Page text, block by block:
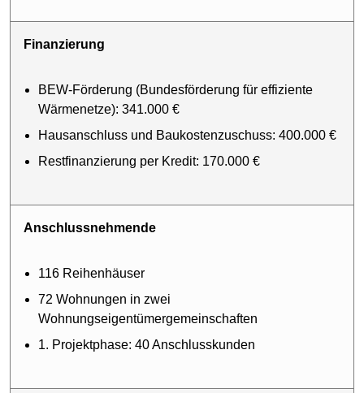
Finanzierung
BEW-Förderung (Bundesförderung für effiziente
Wärmenetze): 341.000 €
Hausanschluss und Baukostenzuschuss: 400.000 €
Restfinanzierung per Kredit: 170.000 €
Anschlussnehmende
116 Reihenhäuser
72 Wohnungen in zwei
Wohnungseigentümergemeinschaften
1. Projektphase: 40 Anschlusskunden